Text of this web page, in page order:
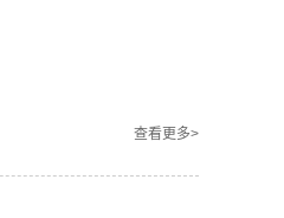
查看更多>